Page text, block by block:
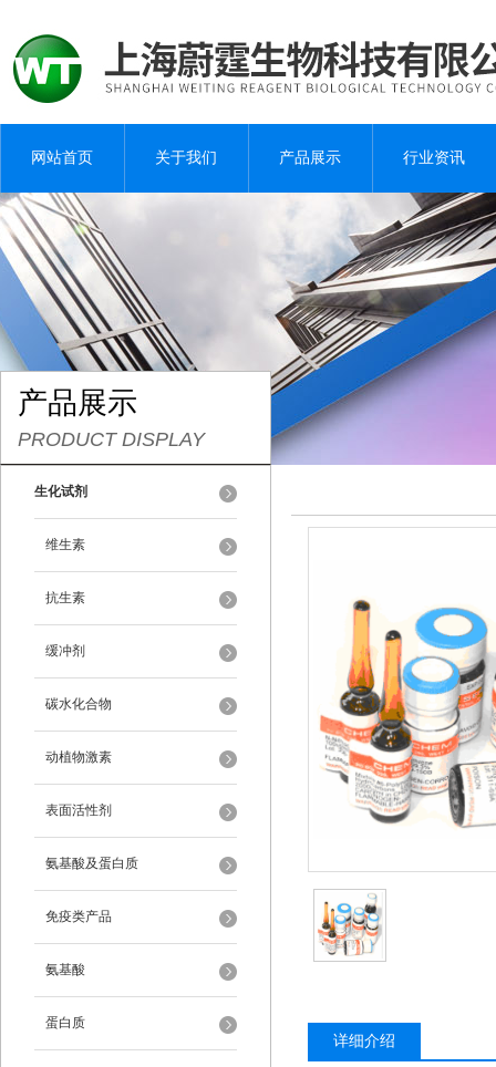
网站首页 关于我们 产品展示 行业资讯
产品展示
PRODUCT DISPLAY
生化试剂
维生素
抗生素
缓冲剂
碳水化合物
动植物激素
表面活性剂
氨基酸及蛋白质
免疫类产品
氨基酸
蛋白质
详细介绍